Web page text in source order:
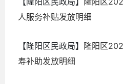
人服务补贴发放明细
【隆阳区民政局】 隆阳区
寿补助发放明细